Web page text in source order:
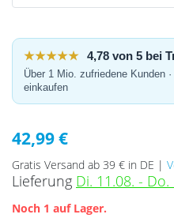
★★★★★ 4,78 von 5 bei
Über 1 Mio. zufriedene Kunden
einkaufen
42,99 €
Gratis Versand ab 39 € in DE |
Lieferung Di. 11.08. - Do.
Noch 1 auf Lager.